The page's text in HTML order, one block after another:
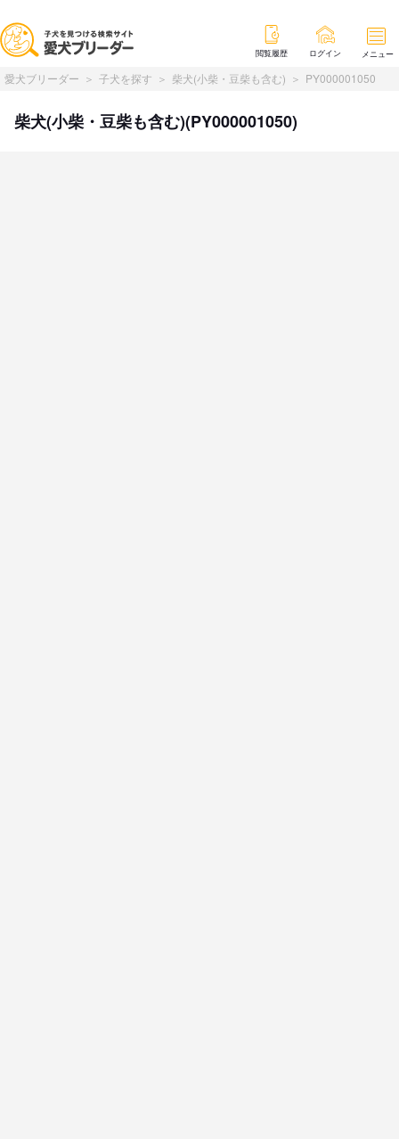
閲覧履歴 ログイン メニュー
愛犬ブリーダー 子犬を探す 柴犬(小柴・豆柴も含む) PY000001050
柴犬(小柴・豆柴も含む)(PY000001050)